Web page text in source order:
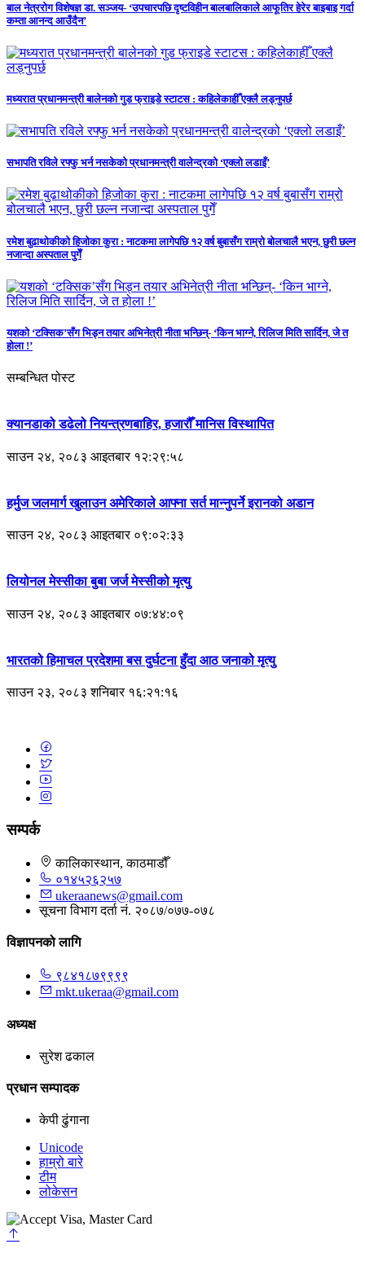
बाल नेत्ररोग विशेषज्ञ डा. सञ्जय- ‘उपचारपछि दृष्टविहीन बालबालिकाले आफूतिर हेरेर बाइबाइ गर्दा
कम्ता आनन्द आउँदैन’
मध्यरात प्रधानमन्त्री बालेनको गुड फ्राइडे स्टाटस : कहिलेकाहीँ एक्लै लड्नुपर्छ
सभापति रविले रफ्फु भर्न नसकेको प्रधानमन्त्री वालेन्द्रको ‘एक्लो लडाइँ’
रमेश बुढाथोकीको हिजोका कुरा : नाटकमा लागेपछि १२ वर्ष बुबासँग राम्रो बोलचालै भएन, छुरी छल्न
नजान्दा अस्पताल पुगेँ
यशको ‘टक्सिक’सँग भिड्न तयार अभिनेत्री नीता भन्छिन्- ‘किन भाग्ने, रिलिज मिति सार्दिन, जे त
होला !’
सम्बन्धित पोस्ट
क्यानडाको डढेलो नियन्त्रणबाहिर, हजारौँ मानिस विस्थापित
साउन २४, २०८३ आइतबार १२:२९:५८
हर्मुज जलमार्ग खुलाउन अमेरिकाले आफ्ना सर्त मान्नुपर्ने इरानको अडान
साउन २४, २०८३ आइतबार ०९:०२:३३
लियोनल मेस्सीका बुबा जर्ज मेस्सीको मृत्यु
साउन २४, २०८३ आइतबार ०७:४४:०९
भारतको हिमाचल प्रदेशमा बस दुर्घटना हुँदा आठ जनाको मृत्यु
साउन २३, २०८३ शनिबार १६:२१:१६
सम्पर्क
कालिकास्थान, काठमाडौँ
०१४५२६२५७
ukeraanews@gmail.com
सूचना विभाग दर्ता नं. २०८७/०७७-०७८
विज्ञापनको लागि
९८४१८७९९९९
mkt.ukeraa@gmail.com
अध्यक्ष
सुरेश ढकाल
प्रधान सम्पादक
केपी ढुंगाना
Unicode
हाम्रो बारे
टीम
लोकेसन